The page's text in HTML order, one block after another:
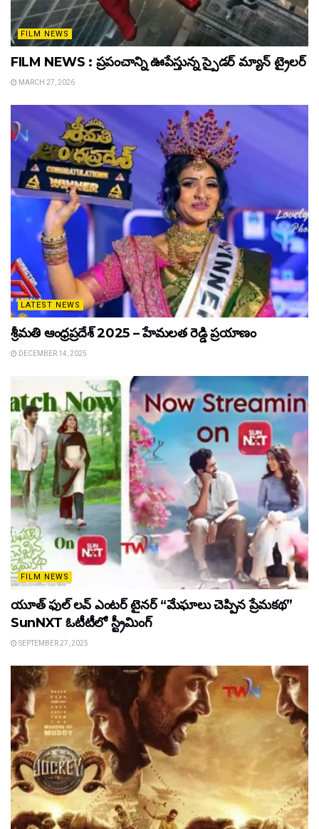
FILM NEWS
FILM NEWS : ప్రపంచాన్ని ఊపేస్తున్న స్పైడర్ మ్యాన్ ట్రైలర్
MARCH 27, 2026
LATEST NEWS
శ్రీమతి ఆంధ్రప్రదేశ్ 2025 – హేమలత రెడ్డి ప్రయాణం
DECEMBER 14, 2025
FILM NEWS
యూత్ ఫుల్ లవ్ ఎంటర్ టైనర్ “మేఘాలు చెప్పిన ప్రేమకథ”
SunNXT ఓటీటీలో స్ట్రీమింగ్
SEPTEMBER 27, 2025